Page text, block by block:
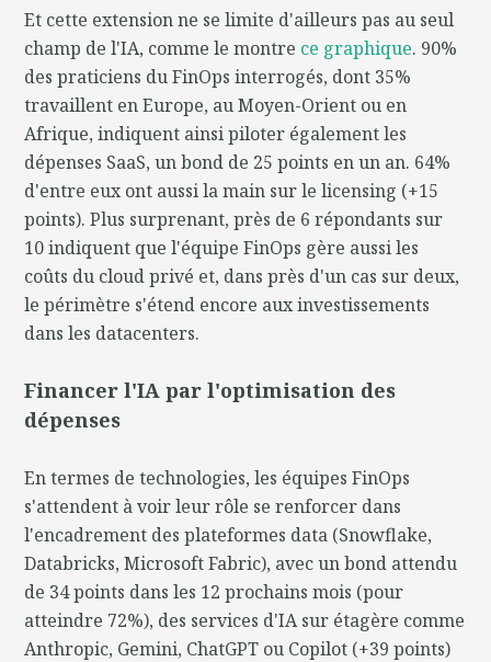
Et cette extension ne se limite d'ailleurs pas au seul
champ de l'IA, comme le montre ce graphique. 90%
des praticiens du FinOps interrogés, dont 35%
travaillent en Europe, au Moyen-Orient ou en
Afrique, indiquent ainsi piloter également les
dépenses SaaS, un bond de 25 points en un an. 64%
d'entre eux ont aussi la main sur le licensing (+15
points). Plus surprenant, près de 6 répondants sur
10 indiquent que l'équipe FinOps gère aussi les
coûts du cloud privé et, dans près d'un cas sur deux,
le périmètre s'étend encore aux investissements
dans les datacenters.
Financer l'IA par l'optimisation des
dépenses
En termes de technologies, les équipes FinOps
s'attendent à voir leur rôle se renforcer dans
l'encadrement des plateformes data (Snowflake,
Databricks, Microsoft Fabric), avec un bond attendu
de 34 points dans les 12 prochains mois (pour
atteindre 72%), des services d'IA sur étagère comme
Anthropic, Gemini, ChatGPT ou Copilot (+39 points)